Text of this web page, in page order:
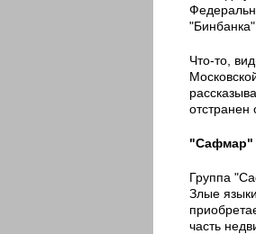
"Бинбанка".
Что-то,
отстранен
"Сафмар"
Группа
Злые
часть